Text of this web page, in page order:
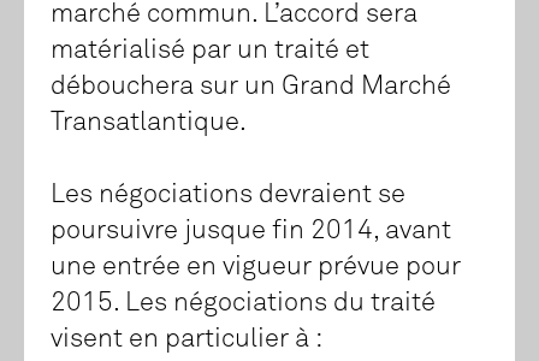
marché commun. L’accord sera
matérialisé par un traité et
débouchera sur un Grand Marché
Transatlantique.
Les négociations devraient se
poursuivre jusque fin 2014, avant
une entrée en vigueur prévue pour
2015. Les négociations du traité
visent en particulier à :